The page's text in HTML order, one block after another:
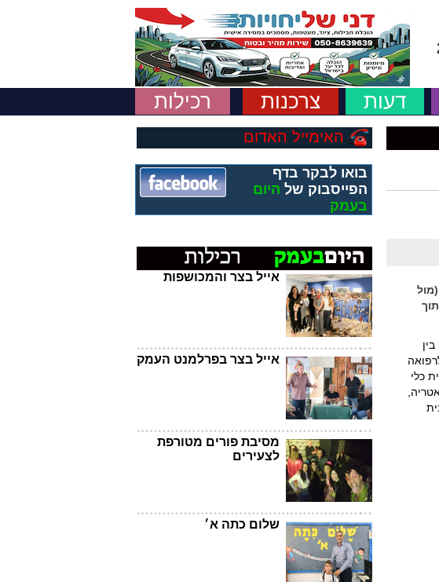
דעות צרכנות רכילות
והוא נבנה תוך
כלי
האימייל האדום
בואו לבקר בדף
הפייסבוק של היום
בעמק
אייל בצר והמכושפות
אייל בצר בפרלמנט העמק
מסיבת פורים מטורפת
לצעירים
שלום כתה א׳